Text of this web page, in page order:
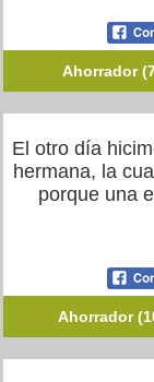
Ahorrador
El otro día
hermana, la
porque una
Ahorrador